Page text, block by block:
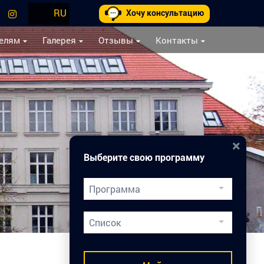
RU Хочу консультацию
Галерея Отзывы Контакты
×
Выберите свою программу
Программа
Двойной Диплом
Подготовка к вузам
Медицинское образование
Список